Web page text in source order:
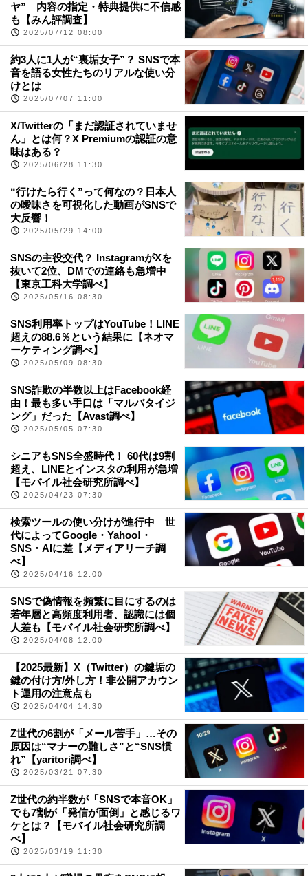
ヤ” 内容の指定・特典提供に不信感
も【みん評調査】
2025/07/12 08:00
約3人に1人が“裏垢女子”？ SNSで本
音を語る女性たちのリアルな使い分
けとは
2025/07/07 11:00
X/Twitterの「まだ認証されていませ
ん」とは何？X Premiumの認証の意
味はある？
2025/06/28 11:30
“行けたら行く”って何なの？日本人
の曖昧さを可視化した動画がSNSで
大反響！
2025/05/29 14:00
SNSの主役交代？ InstagramがXを
抜いて2位、DMでの連絡も急増中
【東京工科大学調べ】
2025/05/16 08:30
SNS利用率トップはYouTube！LINE
超えの88.6％という結果に【ネオマ
ーケティング調べ】
2025/05/09 08:30
SNS詐欺の半数以上はFacebook経
由！最も多い手口は「マルバタイジ
ング」だった【Avast調べ】
2025/05/05 07:30
シニアもSNS全盛時代！ 60代は9割
超え、LINEとインスタの利用が急増
【モバイル社会研究所調べ】
2025/04/23 07:30
検索ツールの使い分けが進行中 世
代によってGoogle・Yahoo!・
SNS・AIに差【メディアリーチ調
べ】
2025/04/16 12:00
SNSで偽情報を頻繁に目にするのは
若年層と高頻度利用者、認識には個
人差も【モバイル社会研究所調べ】
2025/04/08 12:00
【2025最新】X（Twitter）の鍵垢の
鍵の付け方/外し方！非公開アカウン
ト運用の注意点も
2025/04/04 14:30
Z世代の6割が「メール苦手」…その
原因は“マナーの難しさ”と“SNS慣
れ”【yaritori調べ】
2025/03/21 07:30
Z世代の約半数が「SNSで本音OK」
でも7割が「発信が面倒」と感じるワ
ケとは？【モバイル社会研究所調
べ】
2025/03/19 11:30